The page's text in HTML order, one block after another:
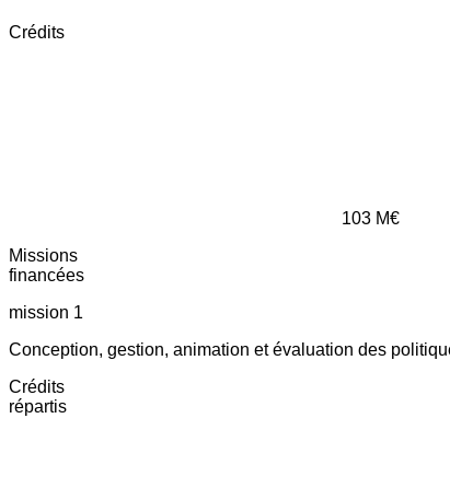
Crédits
103 M€
Missions
financées
mission 1
Conception, gestion, animation et évaluation des
Crédits
répartis